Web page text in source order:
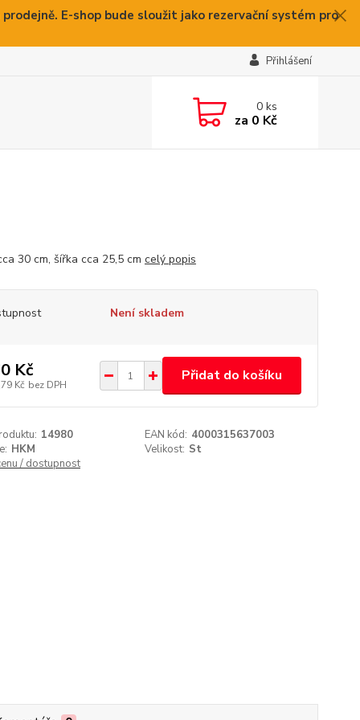
E-shop bude sloužit jako rezervační systém pro
Přihlášení
0ks
za 0 Kč
30 cm, šířka cca 25,5 cm celý popis
Není skladem
Kč
Kč bez DPH
Přidat do košíku
14980 EAN kód: 4000315637003
HKM Velikost: St
/ dostupnost